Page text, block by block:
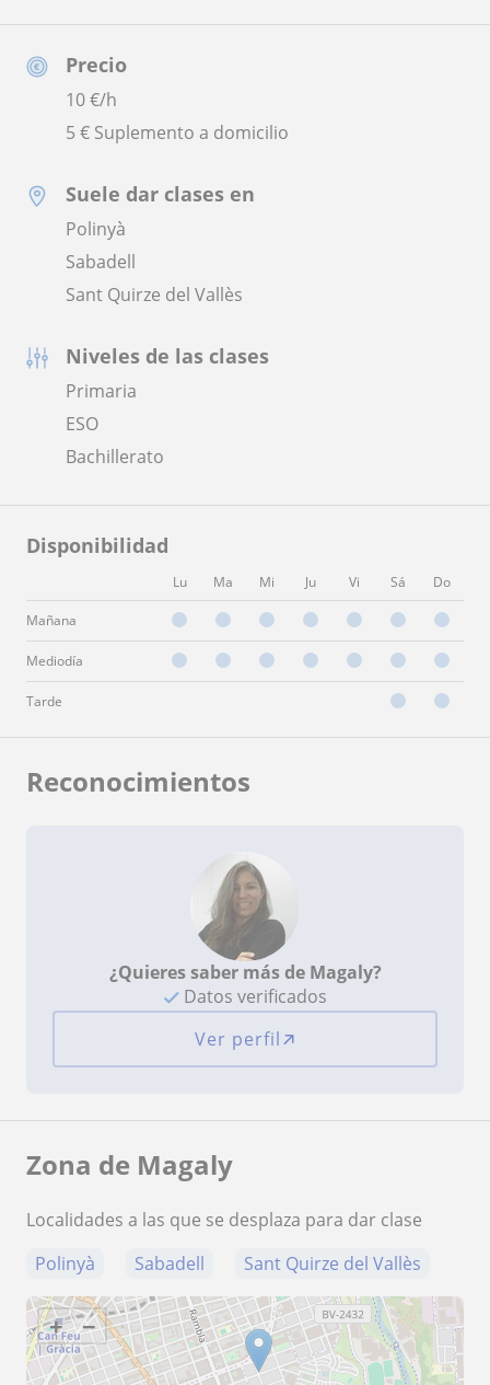
Precio
10€/h
5 € Suplemento a domicilio
Suele dar clases en
Polinyà
Sabadell
Sant Quirze del Vallès
Niveles de las clases
Primaria
ESO
Bachillerato
Disponibilidad
Lu Ma Mi Ju Vi Sá Do
Mañana
Mediodía
Tarde
Reconocimientos
¿Quieres saber más de Magaly?
Datos verificados
Ver perfil
Zona de Magaly
Localidades a las que se desplaza para dar clase
Polinyà
Sabadell Sant Quirze del Vallès
+ −